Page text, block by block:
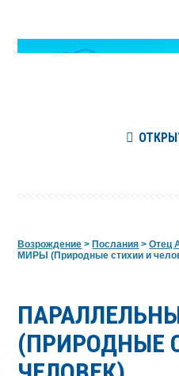
Возрождение >Послания >Отец
МИРЫ (Природные стихии и
(ПРИРОДНЫЕ